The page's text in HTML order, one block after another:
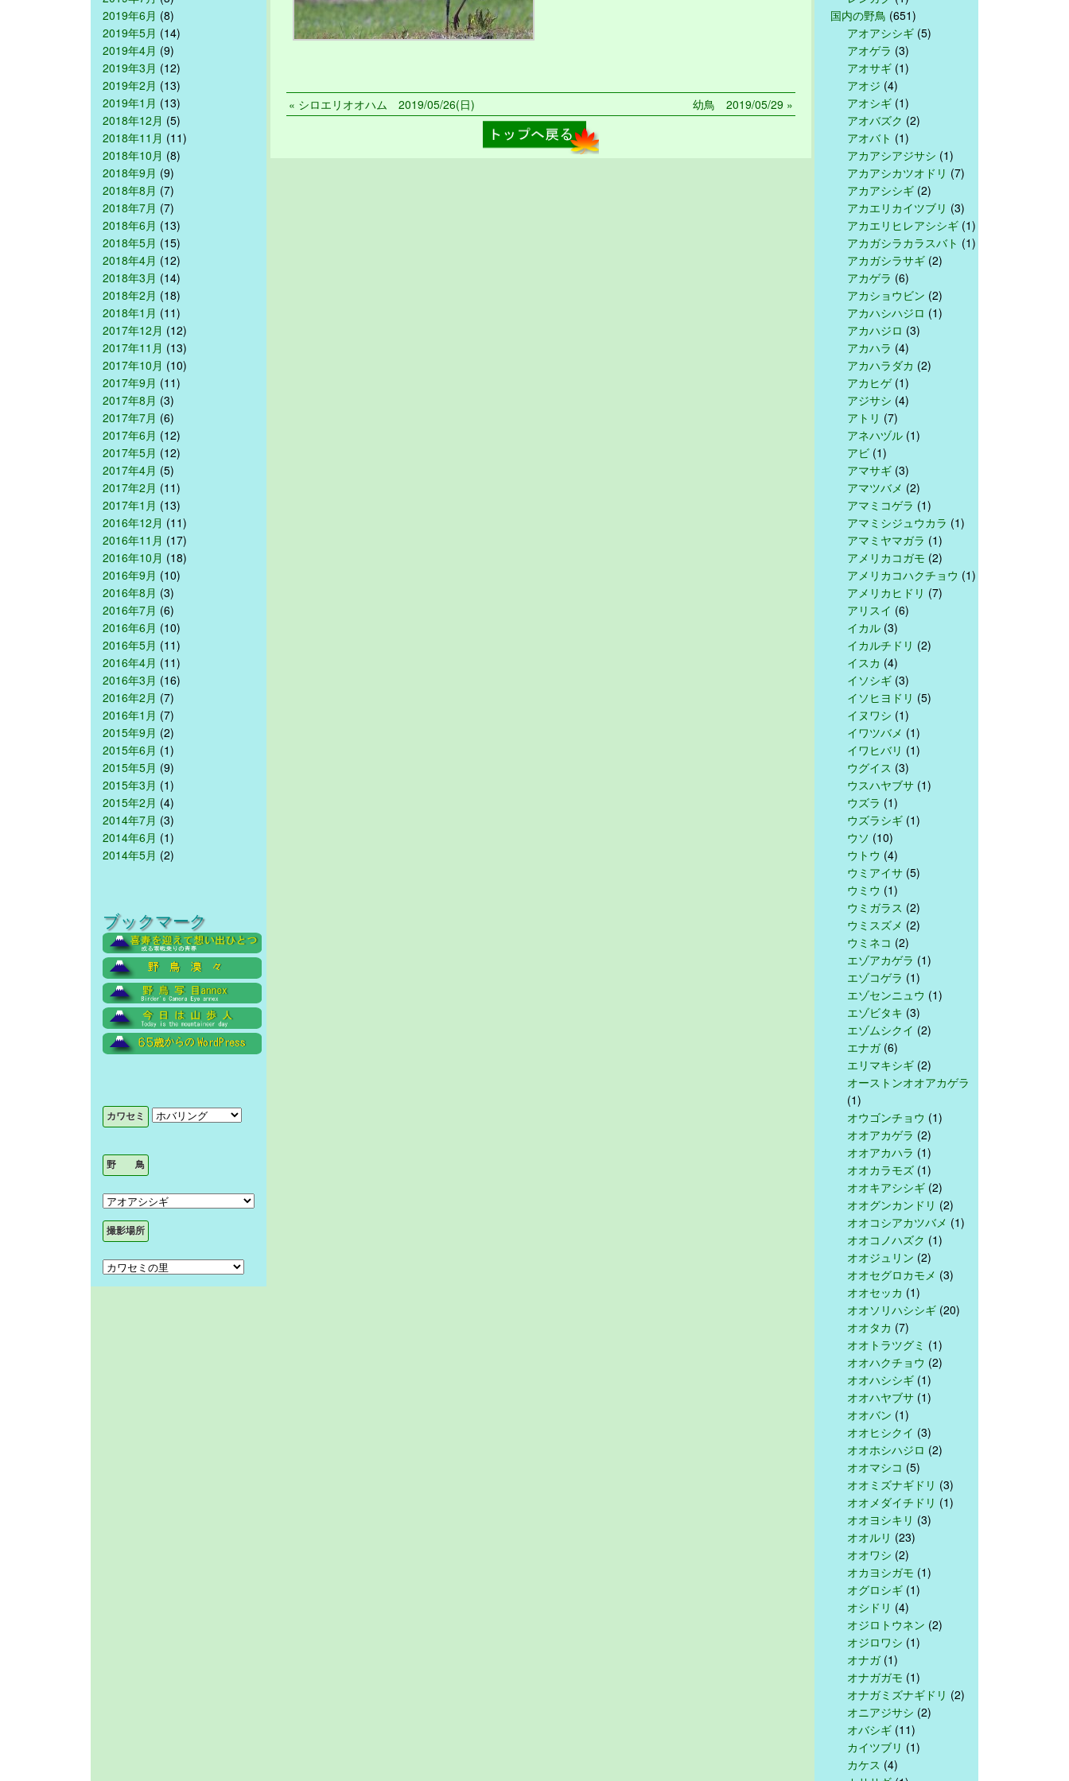
2019年6月 (8)
2019年5月 (14)
2019年4月 (9)
2019年3月 (12)
2019年2月 (13)
2019年1月 (13)
2018年12月 (5)
2018年11月 (11)
2018年10月 (8)
2018年9月 (9)
2018年8月 (7)
2018年7月 (7)
2018年6月 (13)
2018年5月 (15)
2018年4月 (12)
2018年3月 (14)
2018年2月 (18)
2018年1月 (11)
2017年12月 (12)
2017年11月 (13)
2017年10月 (10)
2017年9月 (11)
2017年8月 (3)
2017年7月 (6)
2017年6月 (12)
2017年5月 (12)
2017年4月 (5)
2017年2月 (11)
2017年1月 (13)
2016年12月 (11)
2016年11月 (17)
2016年10月 (18)
2016年9月 (10)
2016年8月 (3)
2016年7月 (6)
2016年6月 (10)
2016年5月 (11)
2016年4月 (11)
2016年3月 (16)
2016年2月 (7)
2016年1月 (7)
2015年9月 (2)
2015年6月 (1)
2015年5月 (9)
2015年3月 (1)
2015年2月 (4)
2014年7月 (3)
2014年6月 (1)
2014年5月 (2)
ブックマーク
« シロエリオオハム 2019/05/26(日) 幼鳥 2019/05/29 »
国内の野鳥 (651)
アオアシシギ (5)
アオゲラ (3)
アオサギ (1)
アオジ (4)
アオシギ (1)
アオバズク (2)
アオバト (1)
アカアシアジサシ (1)
アカアシカツオドリ (7)
アカアシシギ (2)
アカエリカイツブリ (3)
アカエリヒレアシシギ (1)
アカガシラカラスバト (1)
アカガシラサギ (2)
アカゲラ (6)
アカショウビン (2)
アカハシハジロ (1)
アカハジロ (3)
アカハラ (4)
アカハラダカ (2)
アカヒゲ(1)
アジサシ (4)
アトリ (7)
アネハヅル (1)
アビ (1)
アマサギ (3)
アマツバメ (2)
アマミコゲラ (1)
アマミシジュウカラ (1)
アマミヤマガラ (1)
アメリカコガモ (2)
アメリカコハクチョウ (1)
アメリカヒドリ (7)
アリスイ (6)
イカル (3)
イカルチドリ (2)
イスカ (4)
イソシギ (3)
イソヒヨドリ (5)
イヌワシ (1)
イワツバメ (1)
イワヒバリ (1)
ウグイス (3)
ウスハヤブサ (1)
ウズラ (1)
ウズラシギ (1)
ウソ (10)
ウトウ (4)
ウミアイサ (5)
ウミウ (1)
ウミガラス (2)
ウミスズメ (2)
ウミネコ (2)
エゾアカゲラ (1)
エゾコゲラ (1)
エゾセンニュウ (1)
エゾビタキ (3)
エゾムシクイ (2)
エナガ(6)
エリマキシギ (2)
オーストンオオアカゲラ
(1)
オウゴンチョウ (1)
オオアカゲラ (2)
オオアカハラ (1)
オオカラモズ (1)
オオキアシシギ (2)
オオグンカンドリ (2)
オオコシアカツバメ (1)
オオコノハズク (1)
オオジュリン (2)
オオセグロカモメ (3)
オオセッカ (1)
オオソリハシシギ (20)
オオタカ (7)
オオトラツグミ (1)
オオハクチョウ (2)
オオハシシギ (1)
オオハヤブサ (1)
オオバン (1)
オオヒシクイ (3)
オオホシハジロ (2)
オオマシコ (5)
オオミズナギドリ (3)
オオメダイチドリ (1)
オオヨシキリ (3)
オオルリ (23)
オオワシ (2)
オカヨシガモ (1)
オグロシギ (1)
オシドリ (4)
オジロトウネン (2)
オジロワシ (1)
オナガ(1)
オナガガモ (1)
オナガミズナギドリ (2)
オニアジサシ (2)
オバシギ (11)
カイツブリ (1)
カケス (4)